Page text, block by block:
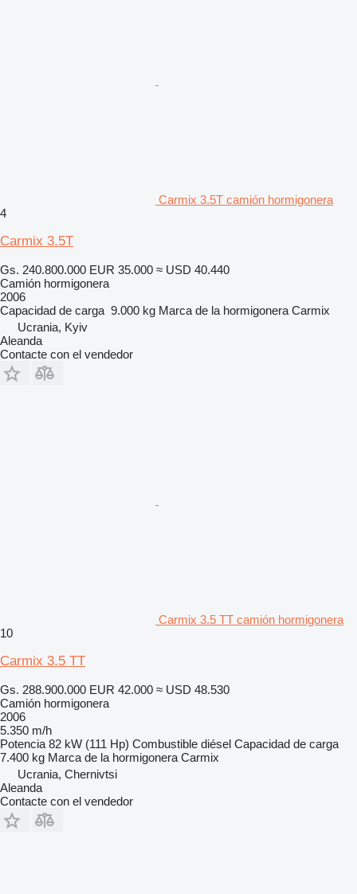
Carmix 3.5T camión hormigonera
4
Carmix 3.5T
Gs. 240.800.000 EUR 35.000 ≈ USD 40.440
Camión hormigonera
2006
Capacidad de carga 9.000 kg Marca de la hormigonera Carmix
Ucrania, Kyiv
Aleanda
Contacte con el vendedor
Carmix 3.5 TT camión hormigonera
10
Carmix 3.5 TT
Gs. 288.900.000 EUR 42.000 ≈ USD 48.530
Camión hormigonera
2006
5.350 m/h
Potencia 82 kW (111 Hp) Combustible diésel Capacidad de carga
7.400 kg Marca de la hormigonera Carmix
Ucrania, Chernivtsi
Aleanda
Contacte con el vendedor